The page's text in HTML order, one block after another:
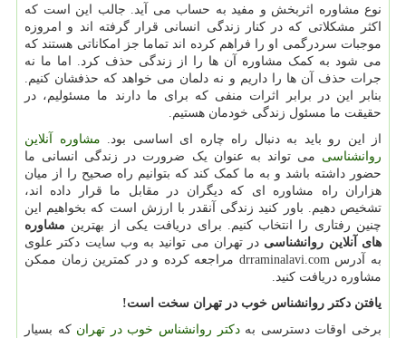
نوع مشاوره اثربخش و مفید به حساب می آید. جالب این است که
اکثر مشکلاتی که در کنار زندگی انسانی قرار گرفته اند و امروزه
موجبات سردرگمی او را فراهم کرده اند تماما جز امکاناتی هستند که
می شود به کمک مشاوره آن ها را از زندگی حذف کرد. اما ما نه
جرات حذف آن ها را داریم و نه دلمان می خواهد که حذفشان کنیم.
بنابر این در برابر اثرات منفی که برای ما دارند ما مسئولیم، در
حقیقت ما مسئول زندگی خودمان هستیم.
از این رو باید به دنبال راه چاره ای اساسی بود. مشاوره آنلاین
روانشناسی می تواند به عنوان یک ضرورت در زندگی انسانی ما
حضور داشته باشد و به ما کمک کند که بتوانیم راه صحیح را از میان
هزاران راه مشاوره ای که دیگران در مقابل ما قرار داده اند،
تشخیص دهیم. باور کنید زندگی آنقدر با ارزش است که بخواهیم این
چنین رفتاری را انتخاب کنیم. برای دریافت یکی از بهترین مشاوره
های آنلاین روانشناسی در تهران می توانید به وب سایت دکتر علوی
به آدرس drraminalavi.com مراجعه کرده و در کمترین زمان ممکن
مشاوره دریافت کنید.
یافتن دکتر روانشناس خوب در تهران سخت است!
برخی اوقات دسترسی بهدکتر روا‌نشناس خوب در تهران که بسیار